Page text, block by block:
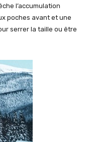
l’accumulation
poches avant et une
serrer la taille ou être